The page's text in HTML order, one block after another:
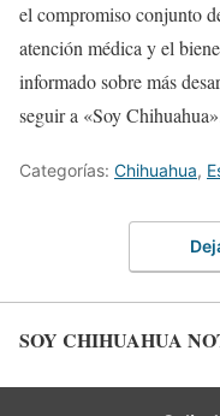
el compromiso conjunto
atención médica y el
informado sobre más
seguir a «Soy
Categorías: Chihuahua,
SOY CHIHUAHUA